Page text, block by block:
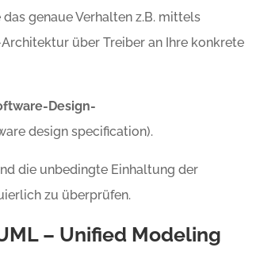
genaue Verhalten z.B. mittels
über Treiber an Ihre konkrete
Design-
design specification).
die unbedingte Einhaltung der
zu überprüfen.
– Unified Modeling